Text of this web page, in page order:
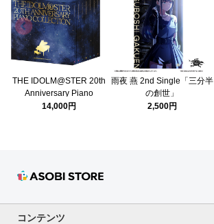
THE IDOLM@STER 20th
Anniversary Piano
Collection
14,000円
雨夜 燕 2nd Single「三分半
の創世」
2,500円
コンテンツ